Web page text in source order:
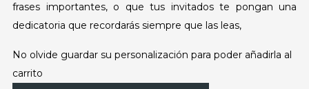
frases importantes, o que tus invitados te pongan una
dedicatoria que recordarás siempre que las leas,
No olvide guardar su personalización para poder añadirla al
carrito